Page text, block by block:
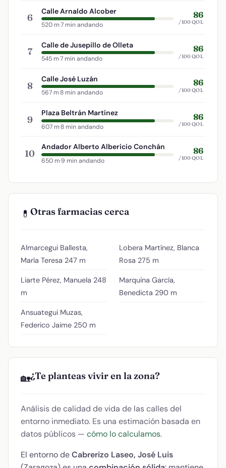
6
Calle Arnaldo Alcober
520 m·7 min andando
86
/100 QOL
7
Calle de Jusepillo de Olleta
545 m·7 min andando
86
/100 QOL
8
Calle José Luzán
567 m·8 min andando
86
/100 QOL
9
Plaza Beltrán Martínez
607 m·8 min andando
86
/100 QOL
10
Andador Alberto Albericio Conchán
650 m·9 min andando
86
/100 QOL
💊 Otras farmacias cerca
Almarcegui Ballesta,
María Teresa 247 m
Liarte Pérez, Manuela 248
m
Ansuategui Muzas,
Federico Jaime 250 m
Lobera Martínez, Blanca
Rosa 275 m
Marquina García,
Benedicta 290 m
🏡¿Te planteas vivir en la zona?
Análisis de calidad de vida de las calles del
entorno inmediato. Es una estimación basada en
datos públicos — cómo lo calculamos.
El entorno deCabrerizo Laseo, José Luis